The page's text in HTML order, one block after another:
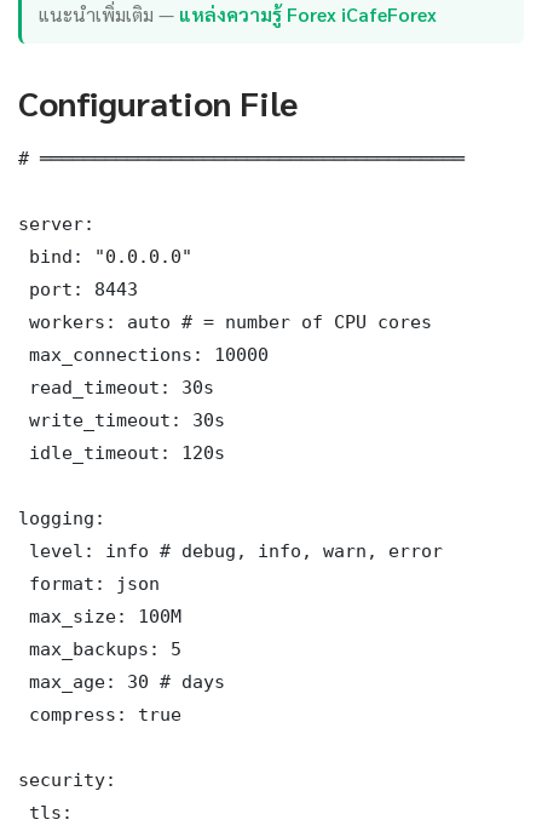
แนะนำเพิ่มเติม — แหล่งความรู้ Forex iCafeForex
Configuration File
# ═══════════════════════════════════════
server:
bind: "0.0.0.0"
port: 8443
workers: auto # = number of CPU cores
max_connections: 10000
read_timeout: 30s
write_timeout: 30s
idle_timeout: 120s
logging:
level: info # debug, info, warn, error
format: json
max_size: 100M
max_backups: 5
max_age: 30 # days
compress: true
security:
tls: